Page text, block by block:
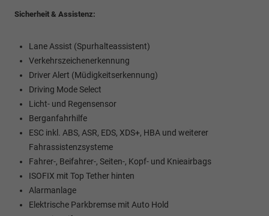
Sicherheit & Assistenz:
Lane Assist (Spurhalteassistent)
Verkehrszeichenerkennung
Driver Alert (Müdigkeitserkennung)
Driving Mode Select
Licht- und Regensensor
Berganfahrhilfe
ESC inkl. ABS, ASR, EDS, XDS+, HBA und weiterer
Fahrassistenzsysteme
Fahrer-, Beifahrer-, Seiten-, Kopf- und Knieairbags
ISOFIX mit Top Tether hinten
Alarmanlage
Elektrische Parkbremse mit Auto Hold